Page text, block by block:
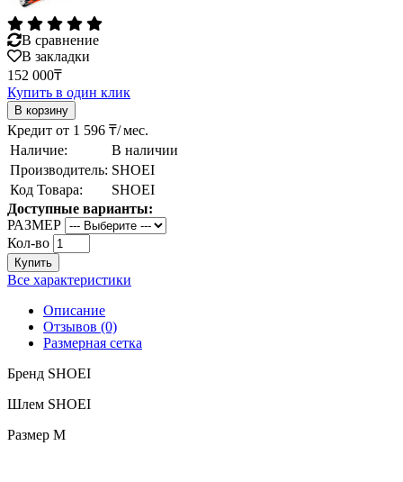
В сравнение
В закладки
152 000₸
Купить в один клик
Кредит от 1 596 ₸/ мес.
Наличие:
В наличии
Производитель: SHOEI
Код Товара:
SHOEI
Доступные варианты:
РАЗМЕР
Кол-во
Купить
Все характеристики
Описание
Отзывов (0)
Размерная сетка
Бренд SHOEI
Шлем SHOEI
Размер М